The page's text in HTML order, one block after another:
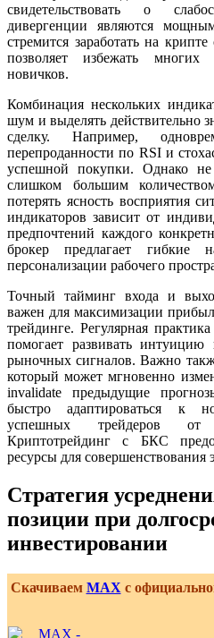
свидетельствовать о
дивергенции являются
стремится заработать на
позволяет избежать многих
новичков.
Комбинация нескольких
шум и выделять действительно
сделку. Например,
перепроданности по RSI и
успешной покупки. Однако не
слишком большим
потерять ясность восприятия
индикаторов зависит от
предпочтений каждого
брокер предлагает гибкие
персонализации рабочего
Точный тайминг входа и
важен для максимизации
трейдинге. Регулярная
помогает развивать
рыночных сигналов. Важно
который может мгновенно
invalidate предыдущие
быстро адаптироваться к
успешных трейдеров от
Криптотрейдинг с БКС
ресурсы для совершенствования
Стратегия
позиции при
инвестировании
Скачиваем MAX с